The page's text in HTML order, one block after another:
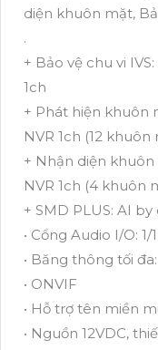
diện khuôn mặt,
.
+ Bảo vệ chu vi
1ch
+ Phát hiện khuôn
NVR 1ch (12 khuôn
+ Nhận diện
NVR 1ch (4 khuôn
+ SMD PLUS: AI
• Cổng Audio I/O: 1/1
• Băng thông tối
• ONVIF
• Hỗ trợ tên miền
• Nguồn 12VDC,